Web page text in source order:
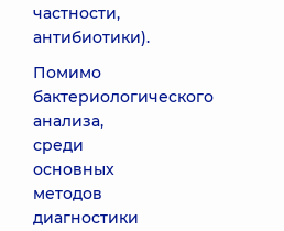
частности,
антибиотики).
Помимо
бактериологического
анализа,
среди
основных
методов
диагностики